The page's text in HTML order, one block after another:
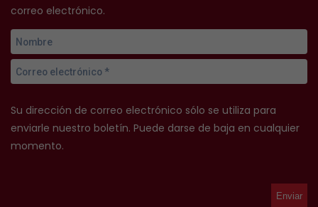
correo electrónico.
Su dirección de correo electrónico sólo se utiliza para
enviarle nuestro boletín. Puede darse de baja en cualquier
momento.